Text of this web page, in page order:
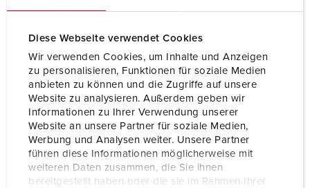
Diese Webseite verwendet Cookies
Wir verwenden Cookies, um Inhalte und Anzeigen
zu personalisieren, Funktionen für soziale Medien
anbieten zu können und die Zugriffe auf unsere
Website zu analysieren. Außerdem geben wir
Informationen zu Ihrer Verwendung unserer
Website an unsere Partner für soziale Medien,
Werbung und Analysen weiter. Unsere Partner
führen diese Informationen möglicherweise mit
weiteren Daten zusammen, die Sie ihnen
bereitgestellt haben oder die sie im Rahmen Ihrer
Protection type IP44
Enclosure material Plastic
Weight 3720 g
Certifications EAC
Storage receptacle
combination
B